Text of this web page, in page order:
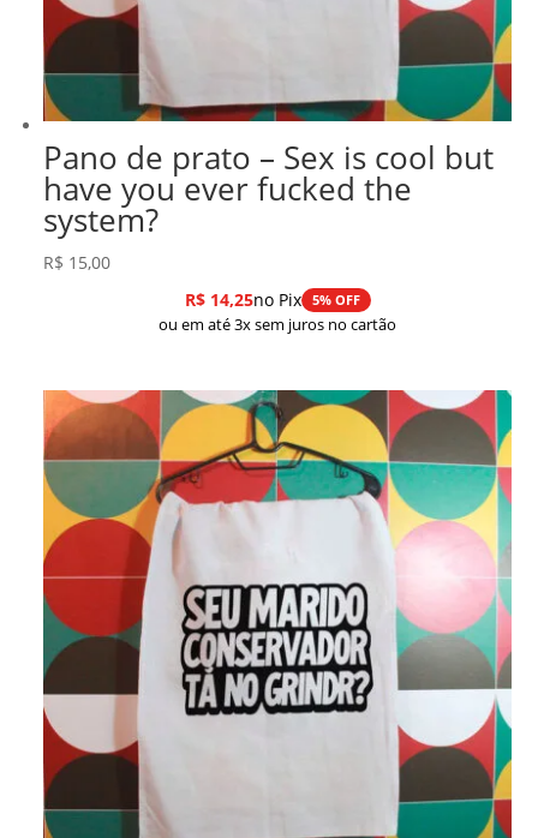
Pano de prato – Sex is cool but
have you ever fucked the
system?
R$ 15,00
R$14,25no Pix 5% OFF
ou em até 3x sem juros no cartão